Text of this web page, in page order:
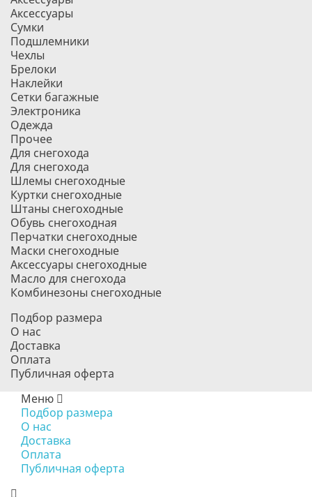
Аксессуары
Сумки
Подшлемники
Чехлы
Брелоки
Наклейки
Сетки багажные
Электроника
Одежда
Прочее
Для снегохода
Для снегохода
Шлемы снегоходные
Куртки снегоходные
Штаны снегоходные
Обувь снегоходная
Перчатки снегоходные
Маски снегоходные
Аксессуары снегоходные
Масло для снегохода
Комбинезоны снегоходные
Подбор размера
О нас
Доставка
Оплата
Публичная оферта
Меню
Подбор размера
О нас
Доставка
Оплата
Публичная оферта